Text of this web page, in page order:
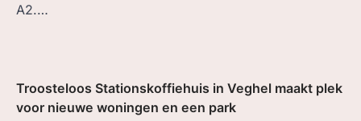
A2.…
Troosteloos Stationskoffiehuis in Veghel maakt plek
voor nieuwe woningen en een park